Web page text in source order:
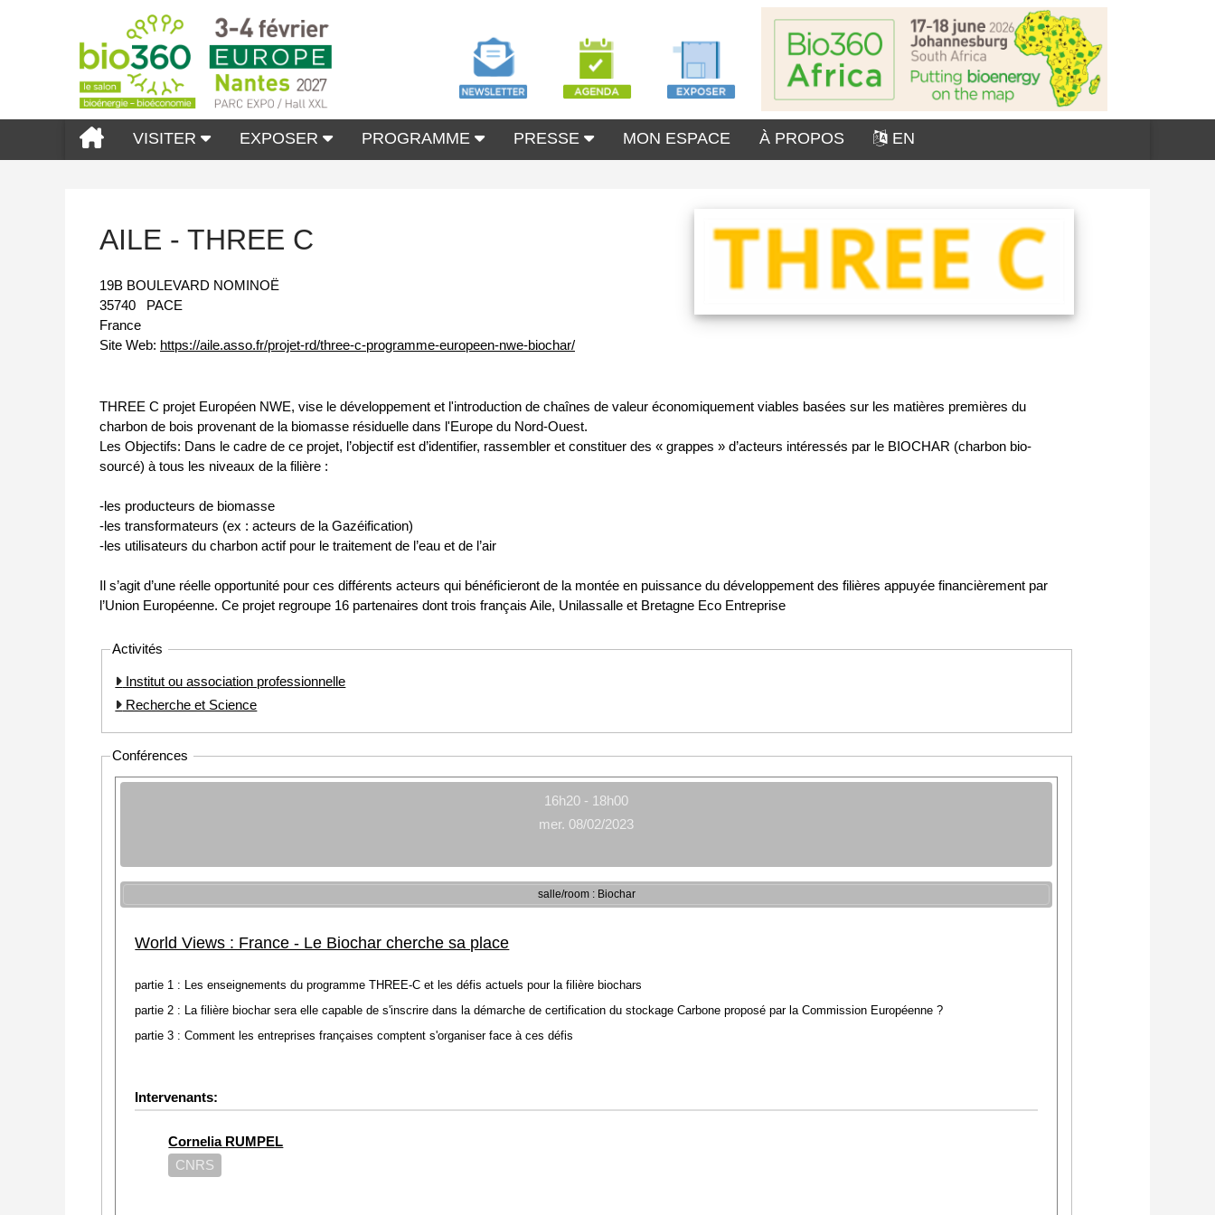
VISITER EXPOSER PROGRAMME PRESSE MON ESPACE À PROPOS EN
AILE - THREE C
19B BOULEVARD NOMINOË
35740
PACE
France
Site Web: https://aile.asso.fr/projet-rd/three-c-programme-europeen-nwe-biochar/
THREE C projet Européen NWE, vise le développement et l'introduction de chaînes de valeur économiquement viables basées sur les matières premières du
charbon de bois provenant de la biomasse résiduelle dans l'Europe du Nord-Ouest.
Les Objectifs: Dans le cadre de ce projet, l’objectif est d’identifier, rassembler et constituer des « grappes » d’acteurs intéressés par le BIOCHAR (charbon bio-
sourcé) à tous les niveaux de la filière :
-les producteurs de biomasse
-les transformateurs (ex : acteurs de la Gazéification)
-les utilisateurs du charbon actif pour le traitement de l’eau et de l’air
Il s’agit d’une réelle opportunité pour ces différents acteurs qui bénéficieront de la montée en puissance du développement des filières appuyée financièrement par
l’Union Européenne. Ce projet regroupe 16 partenaires dont trois français Aile, Unilassalle et Bretagne Eco Entreprise
Activités
Institut ou association professionnelle
Recherche et Science
Conférences
16h20 - 18h00
mer. 08/02/2023
salle/room : Biochar
World Views : France - Le Biochar cherche sa place
partie 1 : Les enseignements du programme THREE-C et les défis actuels pour la filière biochars
partie 2 : La filière biochar sera elle capable de s'inscrire dans la démarche de certification du stockage Carbone proposé par la Commission Européenne ?
partie 3 : Comment les entreprises françaises comptent s'organiser face à ces défis
Intervenants:
Cornelia RUMPEL
CNRS